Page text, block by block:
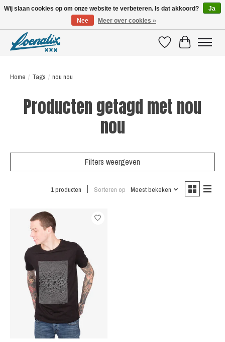
VerlanglijstWinkelwagen
Home / Tags / nou nou
Producten getagd met nou
nou
Filters weergeven
1 producten Sorteren op Meest bekeken
Wij slaan cookies op om onze website te verbeteren. Is dat akkoord?
Ja
Nee
Meer over cookies »